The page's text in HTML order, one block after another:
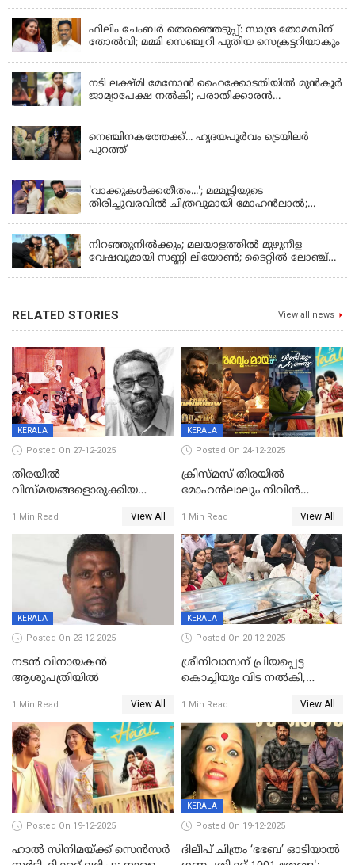
ഫിലിം ചേംബർ തെരഞ്ഞെടുപ്പ്: സാന്ദ്ര തോമസിന്
തോൽവി; മമ്മി സെഞ്ച്വറി പുതിയ സെക്രട്ടറിയാകും
നടി ലക്ഷ്മി മേനോൻ ഹൈക്കോടതിയിൽ മുൻ‌കൂർ
ജാമ്യാപേക്ഷ നൽകി; പരാതിക്കാരൻ
നെഞ്ചിനകത്തേക്ക്... ഹൃദയപൂര്‍വം ട്രെയിലര്‍
പുറത്ത്
'വാക്കുകള്‍ക്കതീതം...'; മമ്മൂട്ടിയുടെ
തിരിച്ചുവരവില്‍ ചിത്രവുമായി മോഹന്‍ലാല്‍;
നിറഞ്ഞുനിൽക്കും; മലയാളത്തിൽ മുഴുനീള
വേഷവുമായി സണ്ണി ലിയോൺ; ടൈറ്റിൽ ലോഞ്ച്
RELATED STORIES View all news
KERALA
Posted On 27-12-2025
തിരയിൽ
വിസ്മയങ്ങളൊരുക്കിയ
ശേഖര്‍ അന്തരിച്ചു
1 Min Read View All
KERALA
Posted On 24-12-2025
ക്രിസ്മസ് തിരയിൽ
മോഹൻലാലും നിവിൻ
ഷെയ്‌നും; 200 കോടി
മുടക്കിയെത്തുന്ന
വൃഷഭയുൾപ്പെടെ കാണാം
1 Min Read View All
KERALA
Posted On 23-12-2025
നടൻ വിനായകൻ
ആശുപത്രിയിൽ
1 Min Read View All
KERALA
Posted On 20-12-2025
ശ്രീനിവാസന് പ്രിയപ്പെട്ട
കൊച്ചിയും വിട നൽകി,
സംസ്കാരം നാളെ
1 Min Read View All
Posted On 19-12-2025
ഹാല്‍ സിനിമയ്ക്ക് സെന്‍സര്‍
KERALA
Posted On 19-12-2025
ദിലീപ് ചിത്രം ‘ഭഭബ’ ഓടിയാൽ